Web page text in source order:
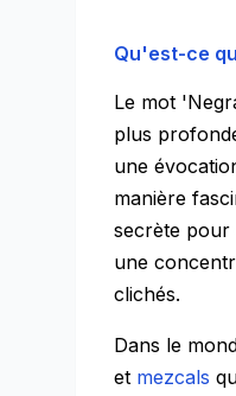
Qu'est-ce
Le mot
plus
une
manière
secrète pour
une
clichés.
Dans le
et mezcals